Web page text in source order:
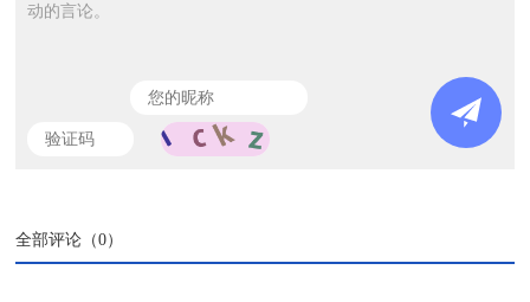
动的言论。
全部评论（0）